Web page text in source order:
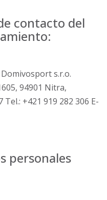
contacto del
s.r.o.
94901 Nitra,
Tel.: +421 919 282 306 E-
personales